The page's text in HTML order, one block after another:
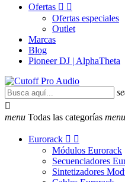
Ofertas  
Ofertas especiales
Outlet
Marcas
Blog
Pioneer DJ | AlphaTheta

menu Todas las categorías menu
Eurorack  
Módulos Eurorack
Secuenciadores
Sintetizadores